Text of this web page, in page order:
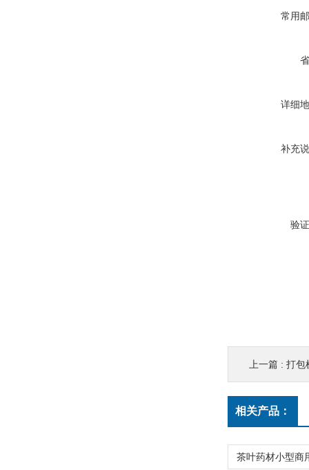
常用
详细
补充
验
上一篇 : 打包
相关产品：